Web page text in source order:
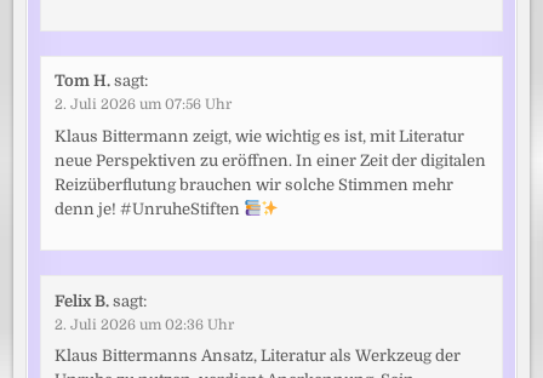
Tom H. sagt:
2. Juli 2026 um 07:56 Uhr
Klaus Bittermann zeigt, wie wichtig es ist, mit Literatur
neue Perspektiven zu eröffnen. In einer Zeit der digitalen
Reizüberflutung brauchen wir solche Stimmen mehr
denn je! #UnruheStiften
Felix B. sagt:
2. Juli 2026 um 02:36 Uhr
Klaus Bittermanns Ansatz, Literatur als Werkzeug der